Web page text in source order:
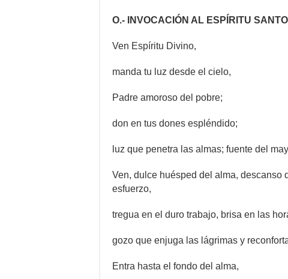
O.- INVOCACIÓN AL ESPÍRITU SANTO
Ven Espíritu Divino,
manda tu luz desde el cielo,
Padre amoroso del pobre;
don en tus dones espléndido;
luz que penetra las almas; fuente del
Ven, dulce huésped del alma, descanso
esfuerzo,
tregua en el duro trabajo, brisa en las
gozo que enjuga las lágrimas y
Entra hasta el fondo del alma,